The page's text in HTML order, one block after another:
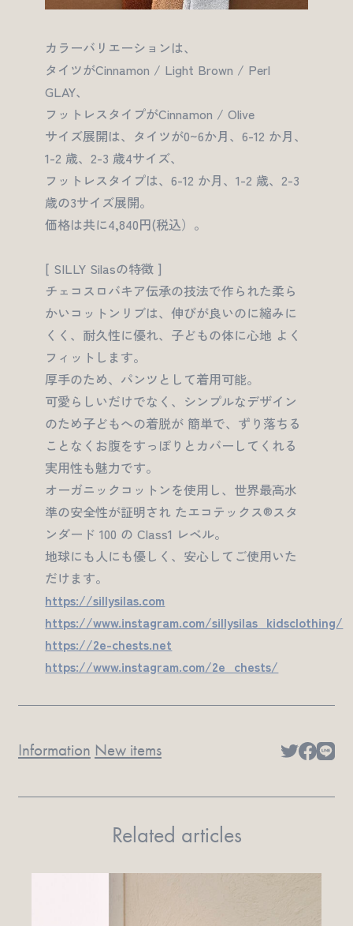
カラーバリエーションは、
タイツがCinnamon / Light Brown / Perl
GLAY、
フットレスタイプがCinnamon / Olive
サイズ展開は、タイツが0~6か月、6-12 か月、
1-2 歳、2-3 歳4サイズ、
フットレスタイプは、6-12 か月、1-2 歳、2-3
歳の3サイズ展開。
価格は共に4,840円(税込）。
[ SILLY Silasの特徴 ]
チェコスロバキア伝承の技法で作られた柔ら
かいコットンリブは、伸びが良いのに縮みに
くく、耐久性に優れ、子どもの体に心地 よく
フィットします。
厚手のため、パンツとして着用可能。
可愛らしいだけでなく、シンプルなデザイン
のため子どもへの着脱が 簡単で、ずり落ちる
ことなくお腹をすっぽりとカバーしてくれる
実用性も魅力です。
オーガニックコットンを使用し、世界最高水
準の安全性が証明され たエコテックス®スタ
ンダード 100 の Class1 レベル。
地球にも人にも優しく、安心してご使用いた
だけます。
https://sillysilas.com
https://www.instagram.com/sillysilas_kidsclothing/
https://2e-chests.net
https://www.instagram.com/2e_chests/
Information New items
Related articles